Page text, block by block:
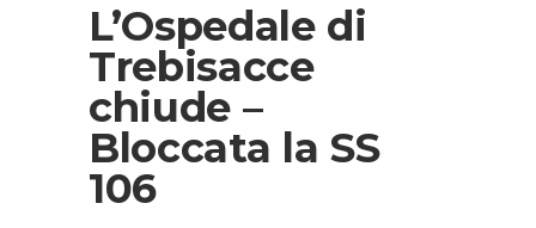
L’Ospedale di
Trebisacce
chiude –
Bloccata la SS
106